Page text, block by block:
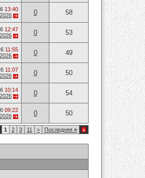
13:40
0 58
12:47
0 53
11:55
0 49
11:07
0 50
10:14
0 54
09:22
0 50
1 2 3 11 > Последняя »